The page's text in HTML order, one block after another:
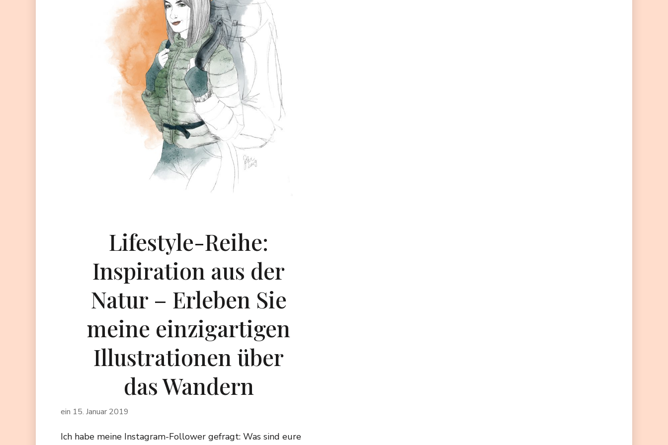
Lifestyle-Reihe:
Inspiration aus der
Natur – Erleben Sie
meine einzigartigen
Illustrationen über
das Wandern
ein 15. Januar 2019
Ich habe meine Instagram-Follower gefragt: Was sind eure